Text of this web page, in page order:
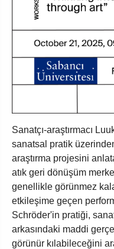
Sanatçı-araştırmacı
sanatsal pratik
araştırma projesini
atık geri dönüşüm
genellikle görünmez
etkileşime geçen
Schröder'in pratiği,
arkasındaki maddi
görünür kılabileceğini